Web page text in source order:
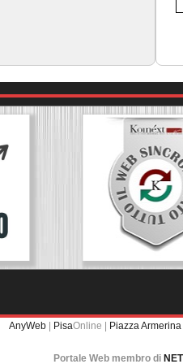
AnyWeb | PisaOnline | Piazza Armerina
Portale Web membro di